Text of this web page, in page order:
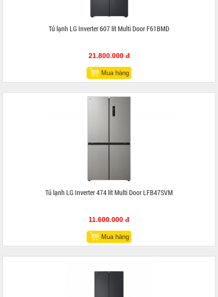
Tủ lạnh LG Inverter 607 lít Multi Door F61BMD
21.800.000 đ
Mua hàng
Tủ lạnh LG Inverter 474 lít Multi Door LFB47SVM
11.600.000 đ
Mua hàng